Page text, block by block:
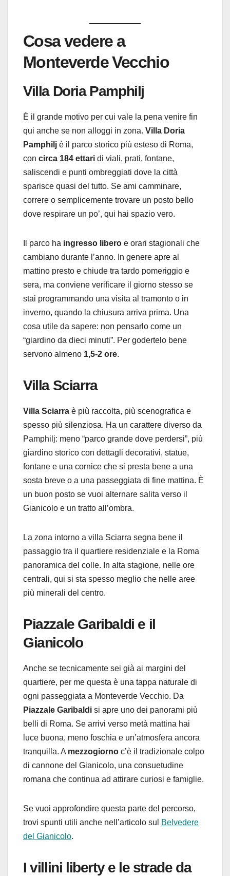
Cosa vedere a
Monteverde Vecchio
Villa Doria Pamphilj
È il grande motivo per cui vale la pena venire fin
qui anche se non alloggi in zona. Villa Doria
Pamphilj è il parco storico più esteso di Roma,
con circa 184 ettari di viali, prati, fontane,
saliscendi e punti ombreggiati dove la città
sparisce quasi del tutto. Se ami camminare,
correre o semplicemente trovare un posto bello
dove respirare un po’, qui hai spazio vero.
Il parco ha ingresso libero e orari stagionali che
cambiano durante l’anno. In genere apre al
mattino presto e chiude tra tardo pomeriggio e
sera, ma conviene verificare il giorno stesso se
stai programmando una visita al tramonto o in
inverno, quando la chiusura arriva prima. Una
cosa utile da sapere: non pensarlo come un
“giardino da dieci minuti”. Per godertelo bene
servono almeno 1,5-2 ore.
Villa Sciarra
Villa Sciarra è più raccolta, più scenografica e
spesso più silenziosa. Ha un carattere diverso da
Pamphilj: meno “parco grande dove perdersi”, più
giardino storico con dettagli decorativi, statue,
fontane e una cornice che si presta bene a una
sosta breve o a una passeggiata di fine mattina. È
un buon posto se vuoi alternare salita verso il
Gianicolo e un tratto all’ombra.
La zona intorno a villa Sciarra segna bene il
passaggio tra il quartiere residenziale e la Roma
panoramica del colle. In alta stagione, nelle ore
centrali, qui si sta spesso meglio che nelle aree
più minerali del centro.
Piazzale Garibaldi e il
Gianicolo
Anche se tecnicamente sei già ai margini del
quartiere, per me questa è una tappa naturale di
ogni passeggiata a Monteverde Vecchio. Da
Piazzale Garibaldi si apre uno dei panorami più
belli di Roma. Se arrivi verso metà mattina hai
luce buona, meno foschia e un’atmosfera ancora
tranquilla. A mezzogiorno c’è il tradizionale colpo
di cannone del Gianicolo, una consuetudine
romana che continua ad attirare curiosi e famiglie.
Se vuoi approfondire questa parte del percorso,
trovi spunti utili anche nell’articolo sul
Belvedere
del Gianicolo.
I villini liberty e le strade da